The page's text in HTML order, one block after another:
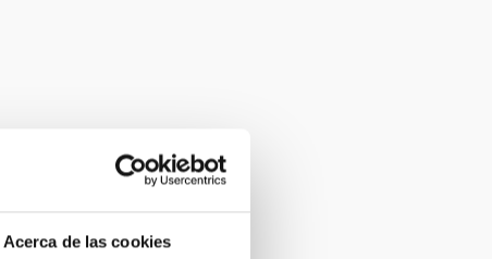
Acerca de las cookies